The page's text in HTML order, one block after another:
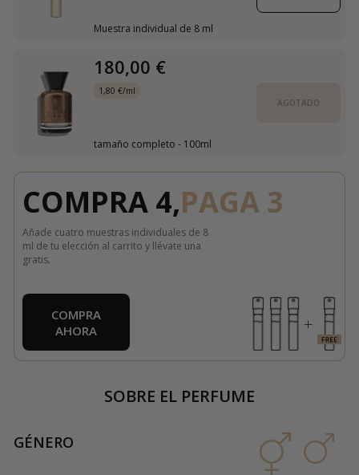
Muestra individual de 8 ml
180,00 €
1,80 €/ml
tamaño completo - 100ml
AGOTADO
COMPRA 4,PAGA 3
Añade cuatro muestras individuales de 8
ml de tu elección al carrito y llévate una
gratis.
COMPRA
AHORA
SOBRE EL PERFUME
GÉNERO